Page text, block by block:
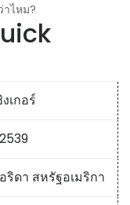
าไหม?
เกอร์
ริดา สหรัฐอเมริกา